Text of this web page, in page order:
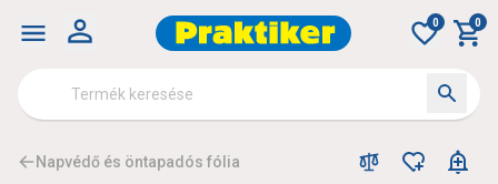
0 0
Napvédő és öntapadós fólia